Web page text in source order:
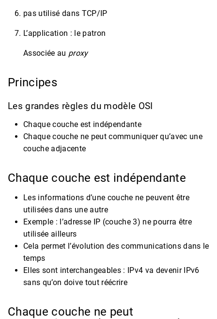
pas utilisé dans TCP/IP
L’application : le patron
Associée au proxy
Principes
Les grandes règles du modèle OSI
Chaque couche est indépendante
Chaque couche ne peut communiquer qu’avec une
couche adjacente
Chaque couche est indépendante
Les informations d’une couche ne peuvent être
utilisées dans une autre
Exemple : l’adresse IP (couche 3) ne pourra être
utilisée ailleurs
Cela permet l’évolution des communications dans le
temps
Elles sont interchangeables : IPv4 va devenir IPv6
sans qu’on doive tout réécrire
Chaque couche ne peut